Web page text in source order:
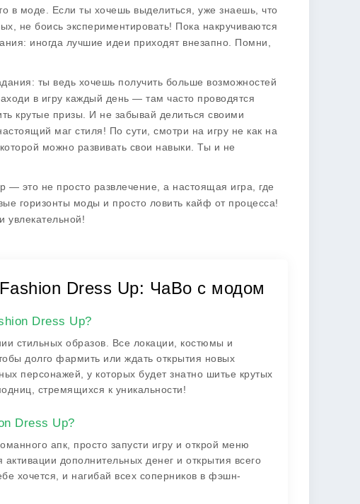
в моде. Если ты хочешь выделиться, уже знаешь, что
не боись экспериментировать! Пока накручиваются
иногда лучшие идеи приходят внезапно. Помни,
ты ведь хочешь получить больше возможностей
в игру каждый день — там часто проводятся
крутые призы. И не забывай делиться своими
маг стиля! По сути, смотри на игру не как на
можно развивать свои навыки. Ты и не
это не просто развлечение, а настоящая игра, где
горизонты моды и просто ловить кайф от процесса!
Dress Up: ЧаВо с модом
Dress Up?
стильных образов. Все локации, костюмы и
долго фармить или ждать открытия новых
персонажей, у которых будет знатно шитье крутых
стремящихся к уникальности!
Dress Up?
апк, просто запусти игру и открой меню
дополнительных денег и открытия всего
хочется, и нагибай всех соперников в фэшн-